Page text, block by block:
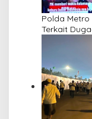
Polda
Terkait